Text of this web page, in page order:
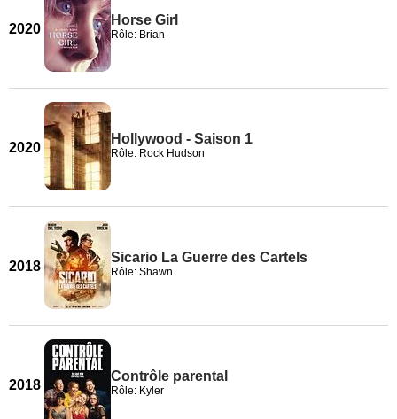
2020
Horse Girl
Rôle: Brian
2020
Hollywood - Saison 1
Rôle: Rock Hudson
2018
Sicario La Guerre des Cartels
Rôle: Shawn
2018
Contrôle parental
Rôle: Kyler